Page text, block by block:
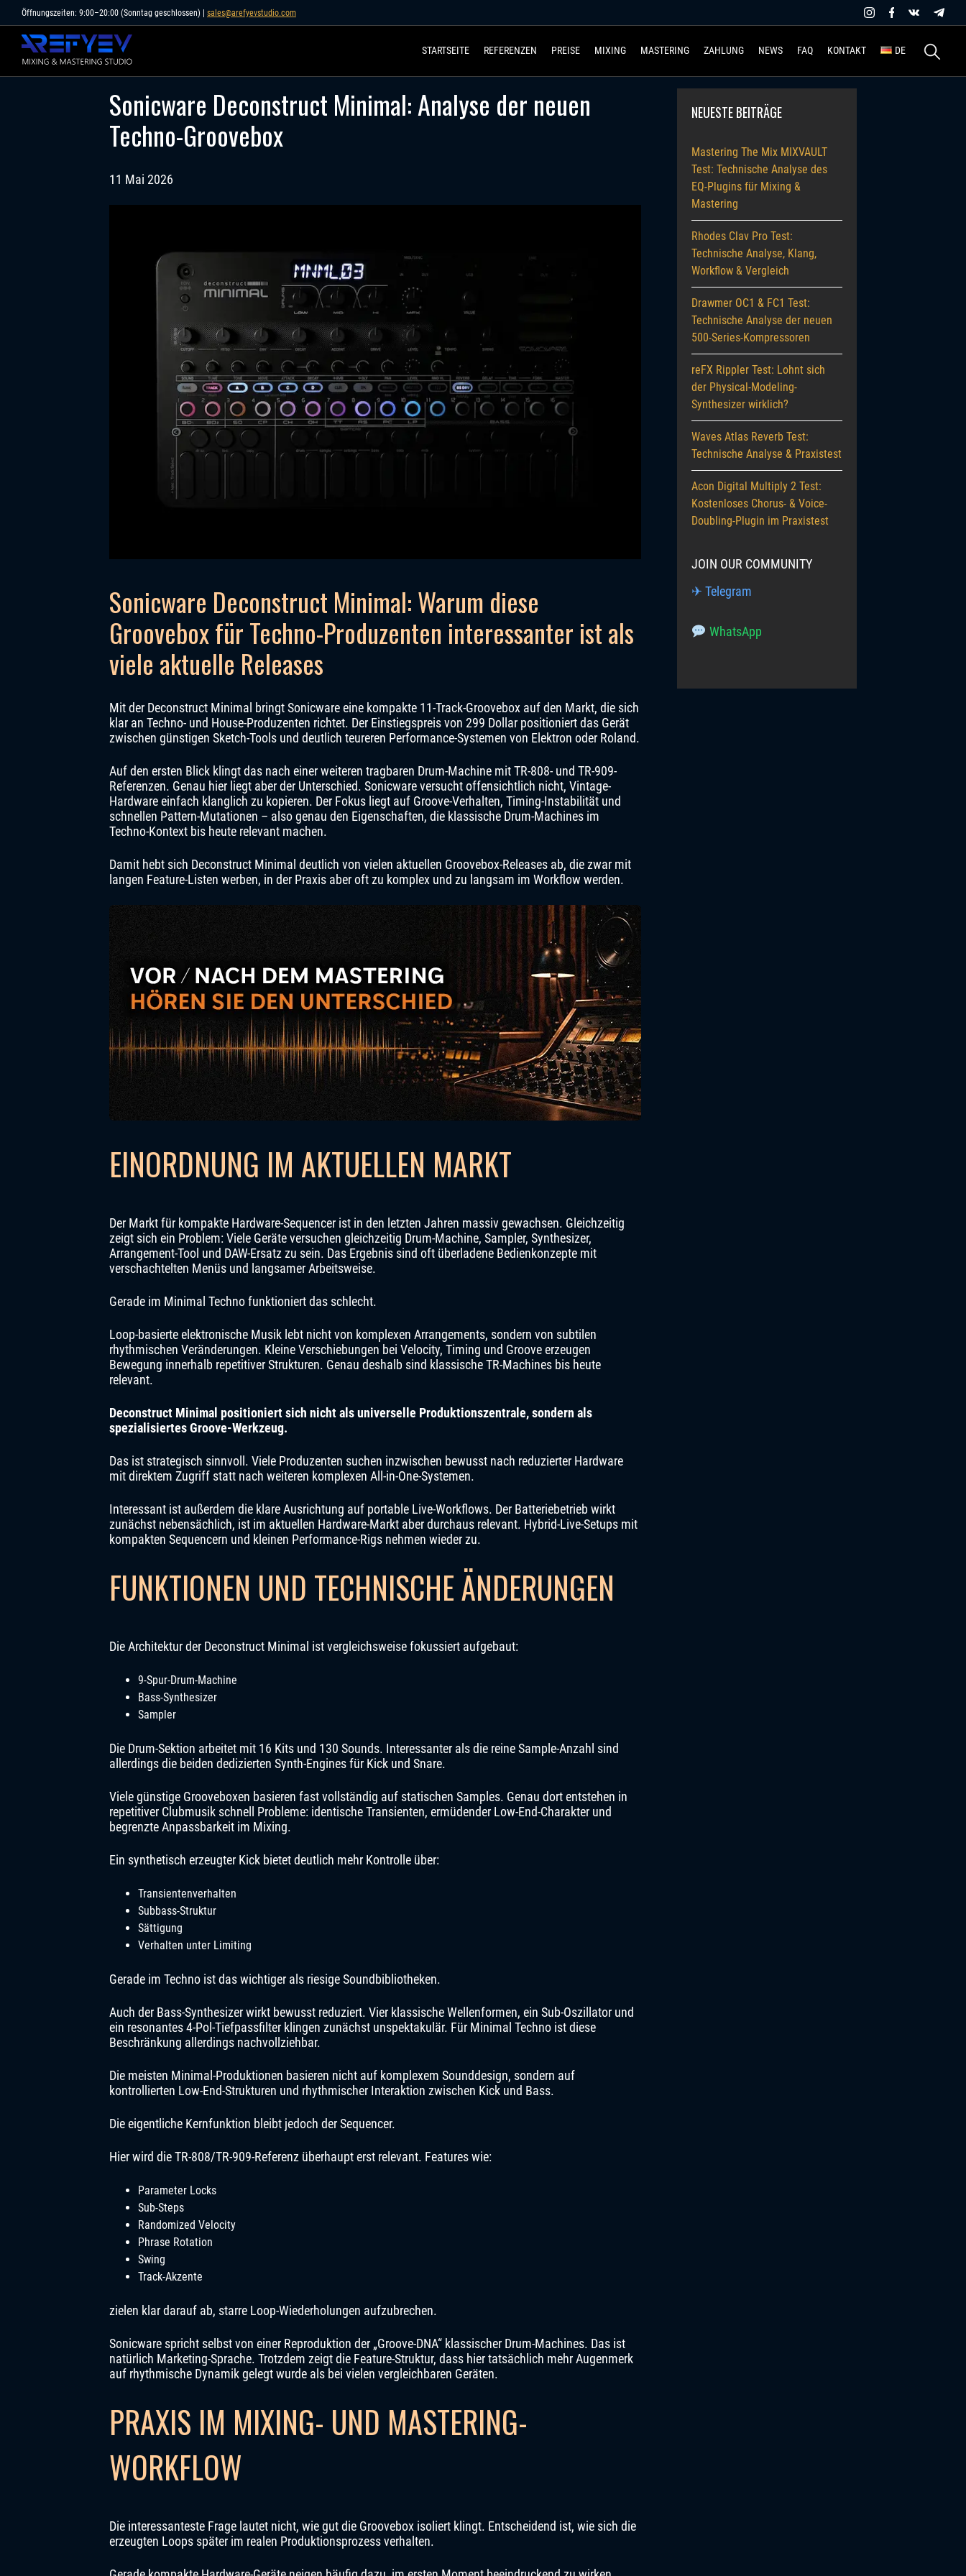
to
content
Öffnungszeiten: 9:00–20:00 (Sonntag geschlossen) | sales@arefyevstudio.com
STARTSEITE REFERENZEN PREISE MIXING MASTERING ZAHLUNG NEWS FAQ KONTAKT DE
Suchen
nach:
Sonicware Deconstruct Minimal: Analyse der neuen
Techno-Groovebox
11 Mai 2026
Sonicware Deconstruct Minimal: Warum diese
Groovebox für Techno-Produzenten interessanter ist als
viele aktuelle Releases
Mit der Deconstruct Minimal bringt Sonicware eine kompakte 11-Track-Groovebox auf den Markt, die sich
klar an Techno- und House-Produzenten richtet. Der Einstiegspreis von 299 Dollar positioniert das Gerät
zwischen günstigen Sketch-Tools und deutlich teureren Performance-Systemen von Elektron oder Roland.
Auf den ersten Blick klingt das nach einer weiteren tragbaren Drum-Machine mit TR-808- und TR-909-
Referenzen. Genau hier liegt aber der Unterschied. Sonicware versucht offensichtlich nicht, Vintage-
Hardware einfach klanglich zu kopieren. Der Fokus liegt auf Groove-Verhalten, Timing-Instabilität und
schnellen Pattern-Mutationen – also genau den Eigenschaften, die klassische Drum-Machines im
Techno-Kontext bis heute relevant machen.
Damit hebt sich Deconstruct Minimal deutlich von vielen aktuellen Groovebox-Releases ab, die zwar mit
langen Feature-Listen werben, in der Praxis aber oft zu komplex und zu langsam im Workflow werden.
EINORDNUNG IM AKTUELLEN MARKT
Der Markt für kompakte Hardware-Sequencer ist in den letzten Jahren massiv gewachsen. Gleichzeitig
zeigt sich ein Problem: Viele Geräte versuchen gleichzeitig Drum-Machine, Sampler, Synthesizer,
Arrangement-Tool und DAW-Ersatz zu sein. Das Ergebnis sind oft überladene Bedienkonzepte mit
verschachtelten Menüs und langsamer Arbeitsweise.
Gerade im Minimal Techno funktioniert das schlecht.
Loop-basierte elektronische Musik lebt nicht von komplexen Arrangements, sondern von subtilen
rhythmischen Veränderungen. Kleine Verschiebungen bei Velocity, Timing und Groove erzeugen
Bewegung innerhalb repetitiver Strukturen. Genau deshalb sind klassische TR-Machines bis heute
relevant.
Deconstruct Minimal positioniert sich nicht als universelle Produktionszentrale, sondern als
spezialisiertes Groove-Werkzeug.
Das ist strategisch sinnvoll. Viele Produzenten suchen inzwischen bewusst nach reduzierter Hardware
mit direktem Zugriff statt nach weiteren komplexen All-in-One-Systemen.
Interessant ist außerdem die klare Ausrichtung auf portable Live-Workflows. Der Batteriebetrieb wirkt
zunächst nebensächlich, ist im aktuellen Hardware-Markt aber durchaus relevant. Hybrid-Live-Setups mit
kompakten Sequencern und kleinen Performance-Rigs nehmen wieder zu.
FUNKTIONEN UND TECHNISCHE ÄNDERUNGEN
Die Architektur der Deconstruct Minimal ist vergleichsweise fokussiert aufgebaut:
9-Spur-Drum-Machine
Bass-Synthesizer
Sampler
Die Drum-Sektion arbeitet mit 16 Kits und 130 Sounds. Interessanter als die reine Sample-Anzahl sind
allerdings die beiden dedizierten Synth-Engines für Kick und Snare.
Viele günstige Grooveboxen basieren fast vollständig auf statischen Samples. Genau dort entstehen in
repetitiver Clubmusik schnell Probleme: identische Transienten, ermüdender Low-End-Charakter und
begrenzte Anpassbarkeit im Mixing.
Ein synthetisch erzeugter Kick bietet deutlich mehr Kontrolle über:
Transientenverhalten
Subbass-Struktur
Sättigung
Verhalten unter Limiting
Gerade im Techno ist das wichtiger als riesige Soundbibliotheken.
Auch der Bass-Synthesizer wirkt bewusst reduziert. Vier klassische Wellenformen, ein Sub-Oszillator und
ein resonantes 4-Pol-Tiefpassfilter klingen zunächst unspektakulär. Für Minimal Techno ist diese
Beschränkung allerdings nachvollziehbar.
Die meisten Minimal-Produktionen basieren nicht auf komplexem Sounddesign, sondern auf
kontrollierten Low-End-Strukturen und rhythmischer Interaktion zwischen Kick und Bass.
Die eigentliche Kernfunktion bleibt jedoch der Sequencer.
Hier wird die TR-808/TR-909-Referenz überhaupt erst relevant. Features wie:
Parameter Locks
Sub-Steps
Randomized Velocity
Phrase Rotation
Swing
Track-Akzente
zielen klar darauf ab, starre Loop-Wiederholungen aufzubrechen.
Sonicware spricht selbst von einer Reproduktion der „Groove-DNA“ klassischer Drum-Machines. Das ist
natürlich Marketing-Sprache. Trotzdem zeigt die Feature-Struktur, dass hier tatsächlich mehr Augenmerk
auf rhythmische Dynamik gelegt wurde als bei vielen vergleichbaren Geräten.
PRAXIS IM MIXING- UND MASTERING-
WORKFLOW
Die interessanteste Frage lautet nicht, wie gut die Groovebox isoliert klingt. Entscheidend ist, wie sich die
erzeugten Loops später im realen Produktionsprozess verhalten.
NEUESTE BEITRÄGE
Mastering The Mix MIXVAULT
Test: Technische Analyse des
EQ-Plugins für Mixing &
Mastering
Rhodes Clav Pro Test:
Technische Analyse, Klang,
Workflow & Vergleich
Drawmer OC1 & FC1 Test:
Technische Analyse der neuen
500-Series-Kompressoren
reFX Rippler Test: Lohnt sich
der Physical-Modeling-
Synthesizer wirklich?
Waves Atlas Reverb Test:
Technische Analyse & Praxistest
Acon Digital Multiply 2 Test:
Kostenloses Chorus- & Voice-
Doubling-Plugin im Praxistest
JOIN OUR COMMUNITY
✈ Telegram
WhatsApp